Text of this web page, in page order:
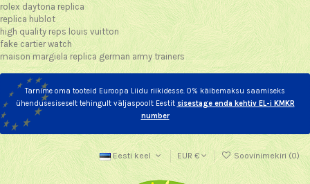
rolex daytona replica
replica hublot
high quality reps louis vuitton
fake cartier watch
maison margiela replica german army trainers
Tarnime oma tooteid Euroopa Liidu riikidesse. 0% käibemaksu saamiseks
ühendusesiseselt tehingult väljaspoolt Eestit sisestage enda kehtiv EL-i KMKR
number
Eesti keel EUR € Soovinimekiri (0)